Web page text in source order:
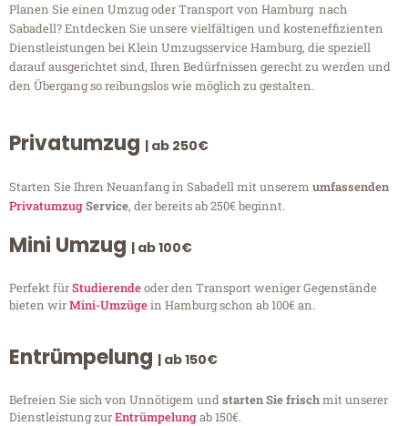
Planen Sie einen Umzug oder Transport von Hamburg nach
Sabadell? Entdecken Sie unsere vielfältigen und kosteneffizienten
Dienstleistungen bei Klein Umzugsservice Hamburg, die speziell
darauf ausgerichtet sind, Ihren Bedürfnissen gerecht zu werden und
den Übergang so reibungslos wie möglich zu gestalten.
Privatumzug | ab 250€
Starten Sie Ihren Neuanfang in Sabadell mit unserem umfassenden
PrivatumzugService, der bereits ab 250€ beginnt.
Mini Umzug | ab 100€
Perfekt fürStudierendeoder den Transport weniger Gegenstände
bieten wirMini-Umzügein Hamburg schon ab 100€ an.
Entrümpelung | ab 150€
Befreien Sie sich von Unnötigem undstarten Sie frischmit unserer
Dienstleistung zurEntrümpelungab 150€.